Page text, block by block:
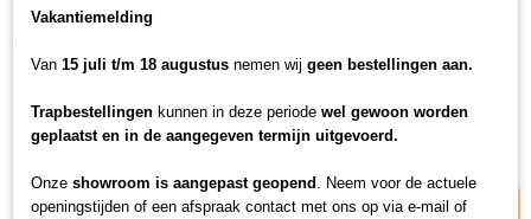
Home
Woestijn eik grijs
Vakantiemelding
Van 15 juli t/m 18 augustus nemen wij geen bestellingen aan.
Trapbestellingen kunnen in deze periode wel gewoon worden
geplaatst en in de aangegeven termijn uitgevoerd.
Onze showroom is aangepast geopend . Neem voor de actuele
openingstijden of een afspraak contact met ons op via e-mail of